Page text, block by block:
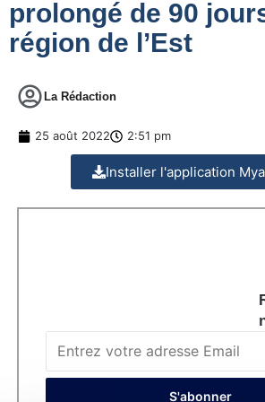
prolongé de 90
région de l’Est
La Rédaction
25 août 2022 2:51 pm
Installer l'application